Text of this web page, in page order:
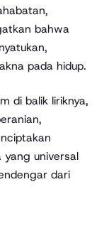
bahwa
pada hidup.
di balik liriknya,
yang universal
dari